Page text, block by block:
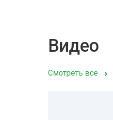
Видео
Смотреть всё